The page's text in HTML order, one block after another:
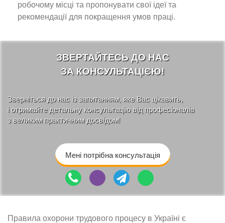
робочому місці та пропонувати свої ідеї та
рекомендації для покращення умов праці.
ЗВЕРТАЙТЕСЬ ДО НАС
ЗА КОНСУЛЬТАЦІЄЮ!
Зверніться до нас із запитанням, яке Вас цікавить,
і отримайте детальну консультацію від професіоналів
з великим практичним досвідом!
Мені потрібна консультація
Правила охорони трудового процесу в Україні є